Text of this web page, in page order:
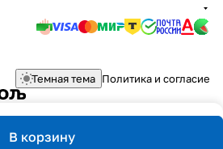
В корзину
Темная тема Политика и согласие